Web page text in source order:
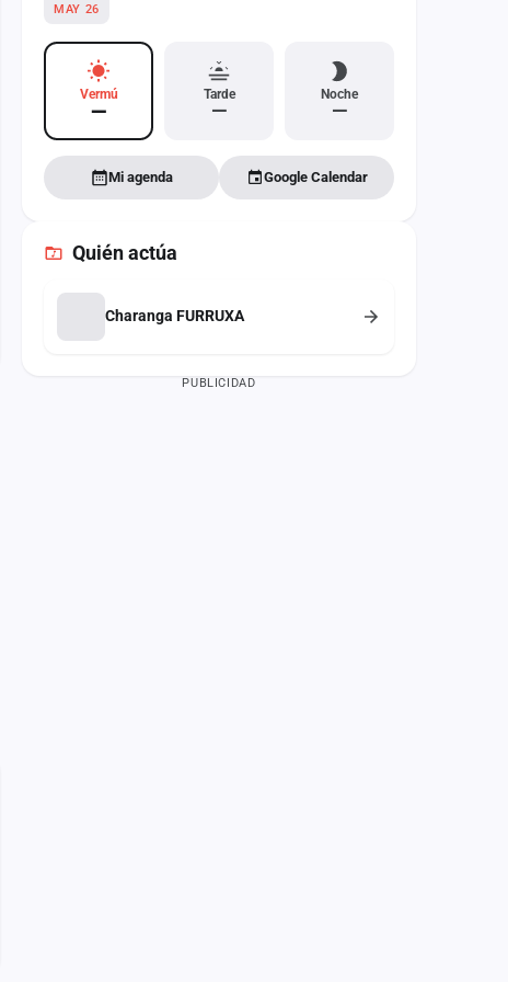
MAY 26
Vermú
—
Tarde
—
Noche
—
Mi agenda Google Calendar
Quién actúa
Charanga FURRUXA
PUBLICIDAD